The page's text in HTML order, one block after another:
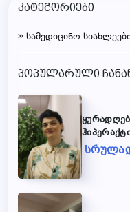
კატეგორიები
სამედიცინო
პოპულარული